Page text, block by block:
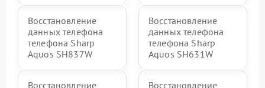
Восстановление
данных телефона
телефона Sharp
Aquos SH837W
Восстановление
данных телефона
телефона Sharp
Aquos SH631W
Восстановление Восстановление